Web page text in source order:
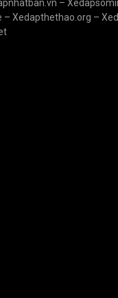
–
– Xedapthethao.org –